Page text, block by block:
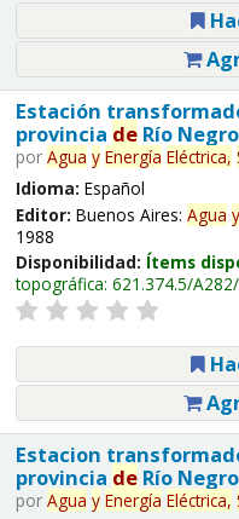
Estación
provincia deRío Negro
por Agua y Energía Eléctrica,
Idioma: Español
Editor: Buenos Aires: Agua y
1988
Disponibilidad: Ítems
topográfica: 621.374.5/
Estacion
provincia deRío
por Agua y Energía Eléctrica,